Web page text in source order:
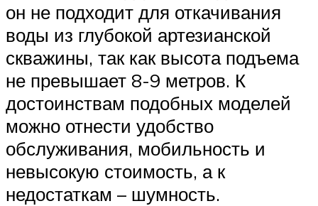
он не подходит для откачивания
воды из глубокой артезианской
скважины, так как высота подъема
не превышает 8-9 метров. К
достоинствам подобных моделей
можно отнести удобство
обслуживания, мобильность и
невысокую стоимость, а к
недостаткам – шумность.